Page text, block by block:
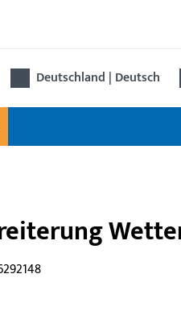
Deutschland | Deutsch